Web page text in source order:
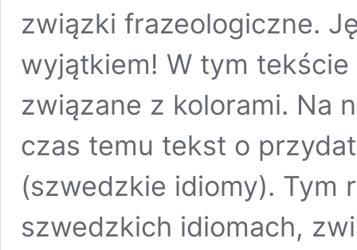
związki frazeologiczne.
wyjątkiem! W tym
związane z kolorami. Na
czas temu tekst o
(szwedzkie idiomy). Tym
szwedzkich idiomach,